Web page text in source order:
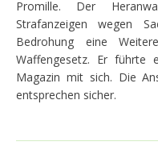
Promille. Der
Strafanzeigen wegen
Bedrohung eine
Waffengesetz. Er führte
Magazin mit sich. Die
entsprechen sicher.